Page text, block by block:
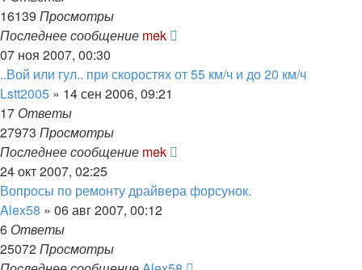
16139 Просмотры
Последнее сообщение mek
07 ноя 2007, 00:30
..Вой или гул.. при скоростях от 55 км/ч и до 20 км/ч
Lstt2005 » 14 сен 2006, 09:21
17 Ответы
27973 Просмотры
Последнее сообщение mek
24 окт 2007, 02:25
Вопросы по ремонту драйвера форсунок.
Alex58 » 06 авг 2007, 00:12
6 Ответы
25072Просмотры